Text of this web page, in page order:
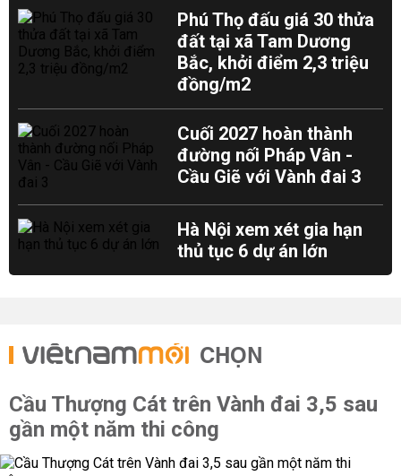
Phú Thọ đấu giá 30 thửa
đất tại xã Tam Dương
Bắc, khởi điểm 2,3 triệu
đồng/m2
Cuối 2027 hoàn thành
đường nối Pháp Vân -
Cầu Giẽ với Vành đai 3
Hà Nội xem xét gia hạn
thủ tục 6 dự án lớn
CHỌN
Cầu Thượng Cát trên Vành đai 3,5 sau
gần một năm thi công